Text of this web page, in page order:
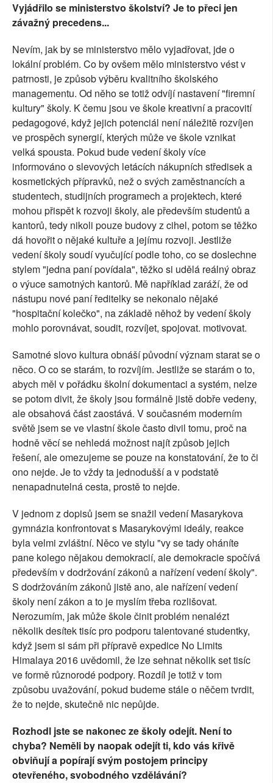
Vyjádřilo se ministerstvo školství? Je to přeci jen
závažný precedens...
Nevím, jak by se ministerstvo mělo vyjadřovat, jde o
lokální problém. Co by ovšem mělo ministerstvo vést v
patrnosti, je způsob výběru kvalitního školského
managementu. Od něho se totiž odvíjí nastavení "firemní
kultury" školy. K čemu jsou ve škole kreativní a pracovití
pedagogové, když jejich potenciál není náležitě rozvíjen
ve prospěch synergií, kterých může ve škole vznikat
velká spousta. Pokud bude vedení školy více
informováno o slevových letácích nákupních středisek a
kosmetických přípravků, než o svých zaměstnancích a
studentech, studijních programech a projektech, které
mohou přispět k rozvoji školy, ale především studentů a
kantorů, tedy nikoli pouze budovy z cihel, potom se těžko
dá hovořit o nějaké kultuře a jejímu rozvoji. Jestliže
vedení školy soudí vyučující podle toho, co se doslechne
stylem "jedna paní povídala", těžko si udělá reálný obraz
o výuce samotných kantorů. Mě například zaráží, že od
nástupu nové paní ředitelky se nekonalo nějaké
"hospitační kolečko", na základě něhož by vedení školy
mohlo porovnávat, soudit, rozvíjet, spojovat. motivovat.
Samotné slovo kultura obnáší původní význam starat se o
něco. O co se starám, to rozvíjím. Jestliže se starám o to,
abych měl v pořádku školní dokumentaci a systém, nelze
se potom divit, že školy jsou formálně jistě dobře vedeny,
ale obsahová část zaostává. V současném moderním
světě jsem se ve vlastní škole často divil tomu, proč na
hodně věcí se nehledá možnost najít způsob jejich
řešení, ale omezujeme se pouze na konstatování, že to či
ono nejde. Je to vždy ta jednodušší a v podstatě
nenapadnutelná cesta, prostě to nejde.
V jednom z dopisů jsem se snažil vedení Masarykova
gymnázia konfrontovat s Masarykovými ideály, reakce
byla velmi zvláštní. Něco ve stylu "vy se tady oháníte
pane kolego nějakou demokracií, ale demokracie spočívá
především v dodržování zákonů a nařízení vedení školy".
S dodržováním zákonů jistě ano, ale nařízení vedení
školy není zákon a to je myslím třeba rozlišovat.
Nerozumím, jak může škole činit problém nenalézt
několik desítek tisíc pro podporu talentované studentky,
když jsem si sám při přípravě expedice No Limits
Himalaya 2016 uvědomil, že lze sehnat několik set tisíc
ve formě různorodé podpory. Rozdíl je totiž v tom
způsobu uvažování, pokud budeme stále o něčem tvrdit,
že to nejde, skutečně nic nepůjde.
Rozhodl jste se nakonec ze školy odejít. Není to
chyba? Neměli by naopak odejít ti, kdo vás křivě
obviňují a popírají svým postojem principy
otevřeného, svobodného vzdělávání?